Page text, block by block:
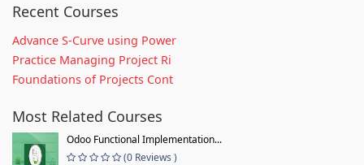
Recent Courses
Advance S-Curve using Power
Practice Managing Project Ri
Foundations of Projects Cont
Most Related Courses
Odoo Functional Implementation...
(0 Reviews )